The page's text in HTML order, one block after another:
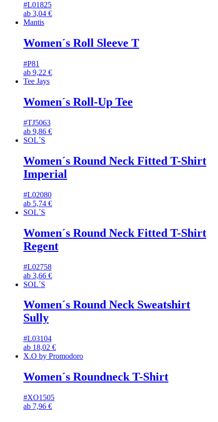
#L01825
ab 3,04 €
Mantis
Women´s Roll Sleeve T
#P81
ab 9,22 €
Tee Jays
Women´s Roll-Up Tee
#TJ5063
ab 9,86 €
SOL´S
Women´s Round Neck Fitted T-Shirt
Imperial
#L02080
ab 5,74 €
SOL´S
Women´s Round Neck Fitted T-Shirt
Regent
#L02758
ab 3,66 €
SOL´S
Women´s Round Neck Sweatshirt
Sully
#L03104
ab 18,02 €
X.O by Promodoro
Women´s Roundneck T-Shirt
#XO1505
ab 7,96 €